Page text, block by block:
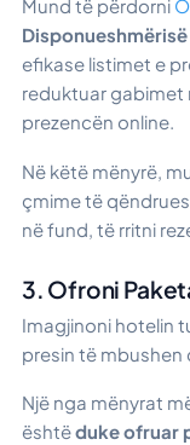
Mund të përdorni
efikase listimet e
reduktuar gabimet
prezencën online.
Në këtë mënyrë,
çmime të
në fund, të rritni
3. Ofroni
Imagjinoni hotelin
presin të mbushen
Një nga mënyrat
ështëduke ofruar